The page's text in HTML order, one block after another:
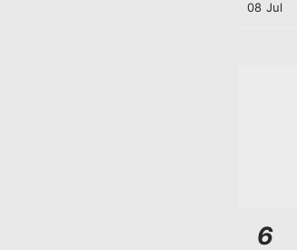
08 Jul
6